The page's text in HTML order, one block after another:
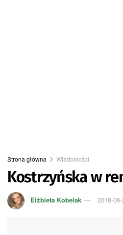
Strona główna Wiadomości
Kostrzyńska w
Elżbieta Kobelak 2018-